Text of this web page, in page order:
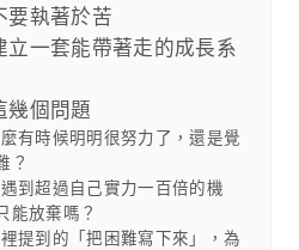
要執著於苦
一套能帶著走的成長系
幾個問題
有時候明明很努力了，還是覺
？
到超過自己實力一百倍的機
能放棄嗎？
提到的「把困難寫下來」，為